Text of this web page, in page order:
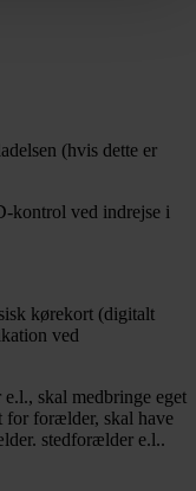
(hvis dette er
kontrol ved indrejse i
kørekort (digitalt
ved
skal medbringe eget
for forælder, skal have
stedforælder e.l..